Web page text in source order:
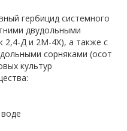
гербицид системного
двудольными
2,4-Д и 2М-4Х), а также с
сорняками (осот
культур